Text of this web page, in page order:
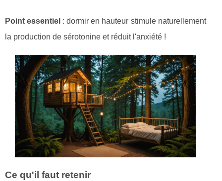
Point essentiel : dormir en hauteur stimule naturellement
la production de sérotonine et réduit l'anxiété !
Ce qu'il faut retenir